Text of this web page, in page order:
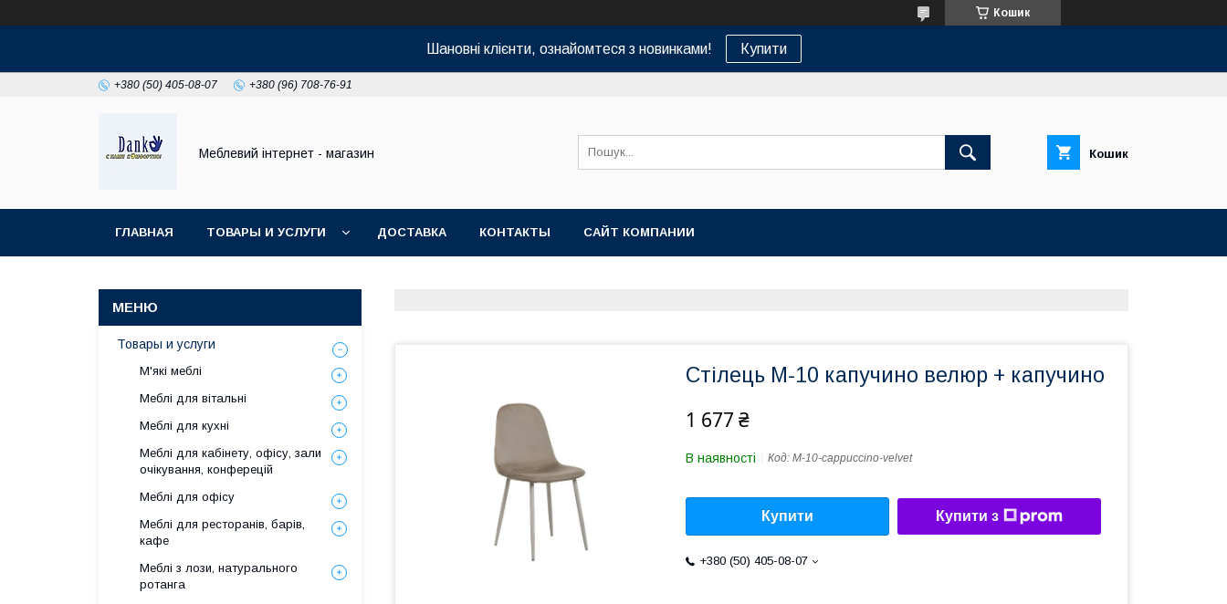
Кошик
Шановні клієнти, ознайомтеся з новинками! Купити
+380 (50) 405-08-07 +380 (96) 708-76-91
Меблевий інтернет - магазин Кошик
ГЛАВНАЯ ТОВАРЫ И УСЛУГИ ДОСТАВКА КОНТАКТЫ САЙТ КОМПАНИИ
Стілець M-10 капучино велюр + капучино
1 677 ₴
В наявності Код: M-10-cappuccino-velvet
Купити Купити з
+380 (50) 405-08-07
Товары и услуги
М'які меблі
Меблі для вітальні
Меблі для кухні
Меблі для кабінету, офісу, зали
очікування, конферецій
Меблі для офісу
Меблі для ресторанів, барів,
кафе
Меблі з лози, натурального
ротанга